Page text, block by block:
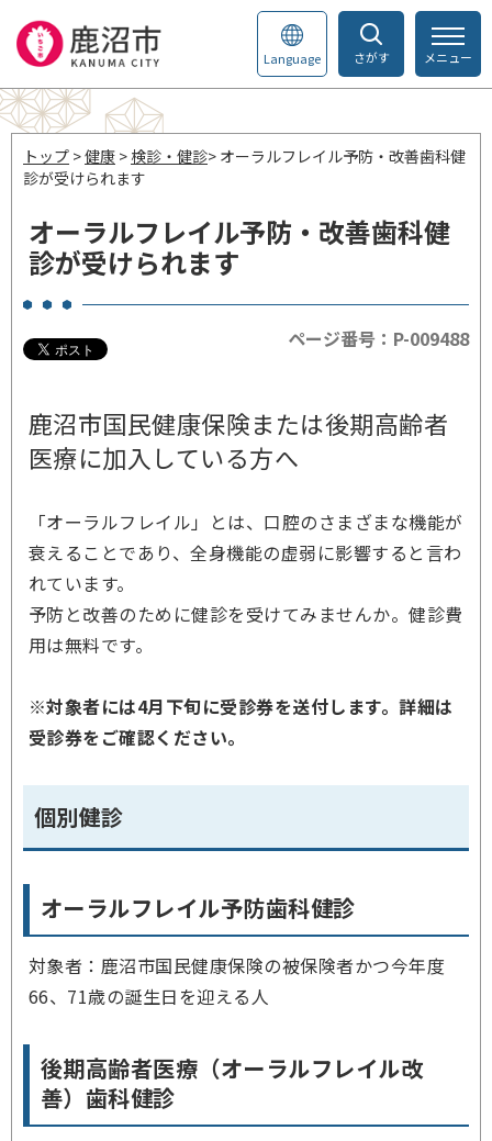
さがす
Language メニュー
トップ >健康 >検診・健診> オーラルフレイル予防・改善歯科健
診が受けられます
オーラルフレイル予防・改善歯科健
診が受けられます
ページ番号：P-009488
鹿沼市国民健康保険または後期高齢者
医療に加入している方へ
「オーラルフレイル」とは、口腔のさまざまな機能が
衰えることであり、全身機能の虚弱に影響すると言わ
れています。
予防と改善のために健診を受けてみませんか。健診費
用は無料です。
※対象者には4月下旬に受診券を送付します。詳細は
受診券をご確認ください。
個別健診
オーラルフレイル予防歯科健診
対象者：鹿沼市国民健康保険の被保険者かつ今年度
66、71歳の誕生日を迎える人
後期高齢者医療（オーラルフレイル改
善）歯科健診